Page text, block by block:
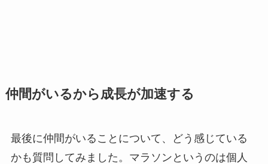
仲間がいるから成長が加速する
最後に仲間がいることについて、どう感じている
かも質問してみました。マラソンというのは個人